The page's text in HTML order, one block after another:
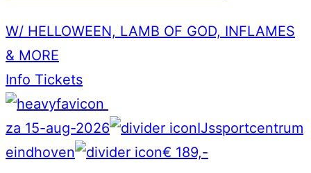
W/ HELLOWEEN, LAMB OF GOD, INFLAMES
& MORE
Info Tickets
za 15-aug-2026
IJssportcentrum
eindhoven
€ 189,-